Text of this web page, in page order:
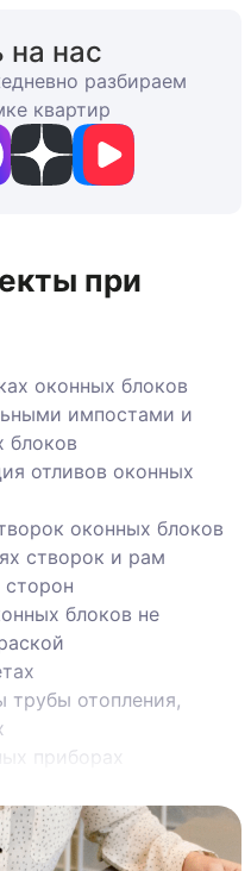
на нас
разбираем
квартир
при
оконных блоков
импостами и
блоков
отливов оконных
оконных блоков
створок и рам
блоков не
трубы отопления,
приборах
розеток и
электричества